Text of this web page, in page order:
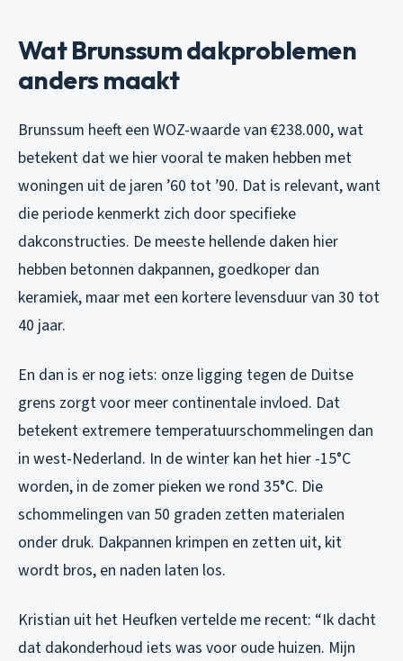
Wat Brunssum dakproblemen
anders maakt
Brunssum heeft een WOZ-waarde van €238.000, wat
betekent dat we hier vooral te maken hebben met
woningen uit de jaren ’60 tot ’90. Dat is relevant, want
die periode kenmerkt zich door specifieke
dakconstructies. De meeste hellende daken hier
hebben betonnen dakpannen, goedkoper dan
keramiek, maar met een kortere levensduur van 30 tot
40 jaar.
En dan is er nog iets: onze ligging tegen de Duitse
grens zorgt voor meer continentale invloed. Dat
betekent extremere temperatuurschommelingen dan
in west-Nederland. In de winter kan het hier -15°C
worden, in de zomer pieken we rond 35°C. Die
schommelingen van 50 graden zetten materialen
onder druk. Dakpannen krimpen en zetten uit, kit
wordt bros, en naden laten los.
Kristian uit het Heufken vertelde me recent: “Ik dacht
dat dakonderhoud iets was voor oude huizen. Mijn